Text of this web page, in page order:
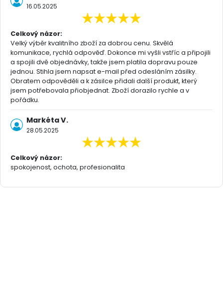
16.05.2025
Celkový názor:
Velký výběr kvalitního zboží za dobrou cenu. Skvělá
komunikace, rychlá odpověď. Dokonce mi vyšli vstříc a připojili
a spojili dvě objednávky, takže jsem platila dopravu pouze
jednou. Stihla jsem napsat e-mail před odesláním zásilky.
Obratem odpověděli a k zásilce přidali další produkt, který
jsem potřebovala přiobjednat. Zboží dorazilo rychle a v
pořádku.
Markéta V.
28.05.2025
Celkový názor:
spokojenost, ochota, profesionalita